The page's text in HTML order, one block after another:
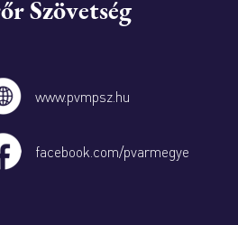
Szövetség
www.pvmpsz.hu
facebook.com/pvarmegye